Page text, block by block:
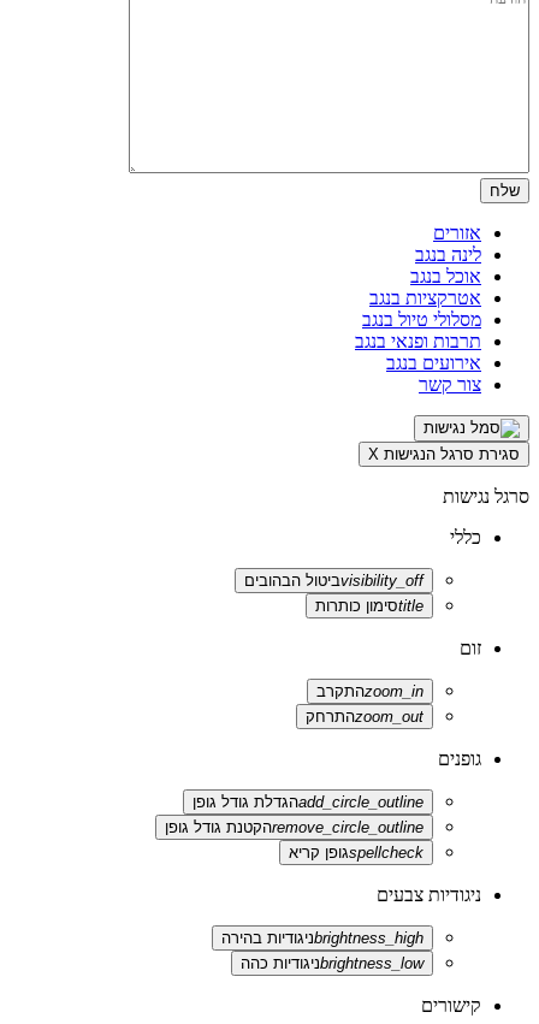
אזורים
לינה בנגב
אוכל בנגב
אטרקציות בנגב
מסלולי טיול בנגב
תרבות ופנאי בנגב
אירועים בנגב
צור קשר
סגירת סרגל הנגישות X
סרגל נגישות
כללי
visibility_offביטול הבהובים
titleסימון כותרות
זום
zoom_inהתקרב
zoom_outהתרחק
גופנים
add_circle_outlineהגדלת גודל גופן
remove_circle_outlineהקטנת גודל גופן
spellcheckגופן קריא
ניגודיות צבעים
brightness_highניגודיות בהירה
brightness_lowניגודיות כהה
קישורים